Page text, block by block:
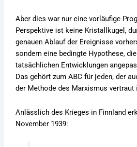
Aber dies war nur eine vorläufige
Perspektive ist keine Kristallkugel,
genauen Ablauf der Ereignisse
sondern eine bedingte Hypothese,
tatsächlichen Entwicklungen
Das gehört zum ABC für jeden, der
der Methode des Marxismus vertraut
Anlässlich des Krieges in Finnland
November 1939: